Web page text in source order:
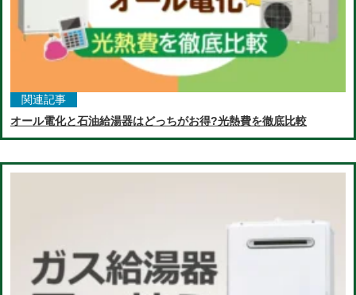
関連記事
オール電化と石油給湯器はどっちがお得?光熱費を徹底比較